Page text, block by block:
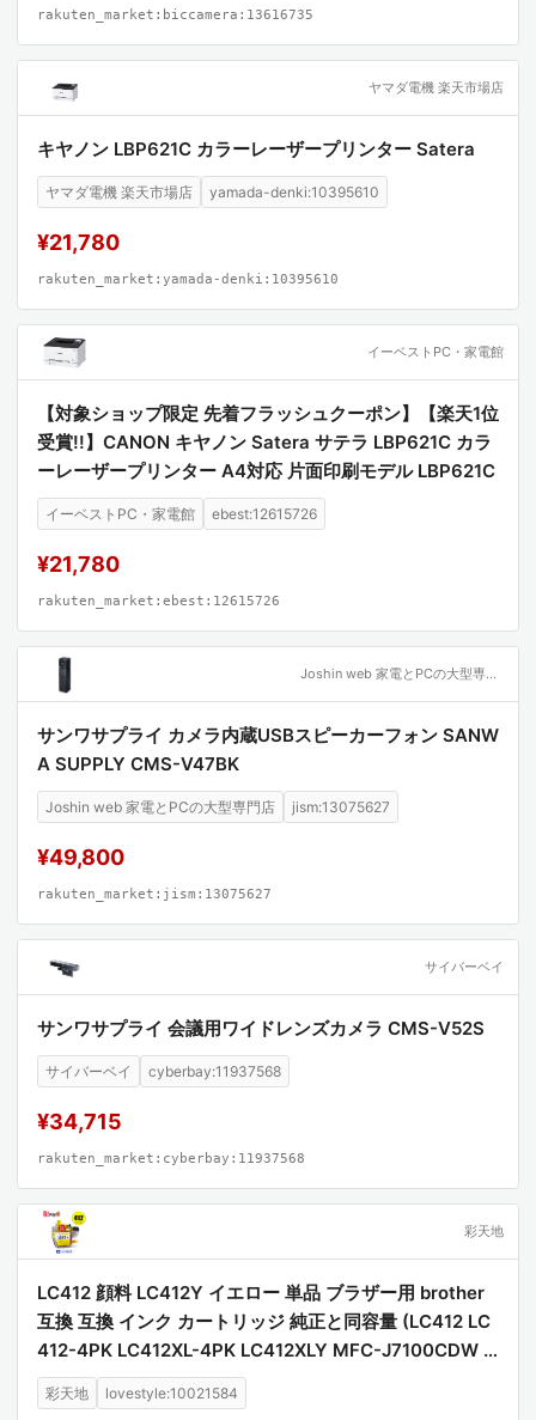
rakuten_market:biccamera:13616735
ヤマダ電機 楽天市場店
キヤノン LBP621C カラーレーザープリンター Satera
ヤマダ電機 楽天市場店 yamada-denki:10395610
¥21,780
rakuten_market:yamada-denki:10395610
イーベストPC・家電館
【対象ショップ限定 先着フラッシュクーポン】【楽天1位
受賞!!】CANON キヤノン Satera サテラ LBP621C カラ
ーレーザープリンター A4対応 片面印刷モデル LBP621C
イーベストPC・家電館 ebest:12615726
¥21,780
rakuten_market:ebest:12615726
Joshin web 家電とPCの大型専門店
サンワサプライ カメラ内蔵USBスピーカーフォン SANW
A SUPPLY CMS-V47BK
Joshin web 家電とPCの大型専門店 jism:13075627
¥49,800
rakuten_market:jism:13075627
サイバーベイ
サンワサプライ 会議用ワイドレンズカメラ CMS-V52S
サイバーベイ cyberbay:11937568
¥34,715
rakuten_market:cyberbay:11937568
彩天地
LC412 顔料 LC412Y イエロー 単品 ブラザー用 brother
互換 互換 インク カートリッジ 純正と同容量 (LC412 LC
412-4PK LC412XL-4PK LC412XLY MFC-J7100CDW L
C 412 MFC-J7300CDW MFCJ7100CDW MFCJ7300C
DW)
彩天地 lovestyle:10021584